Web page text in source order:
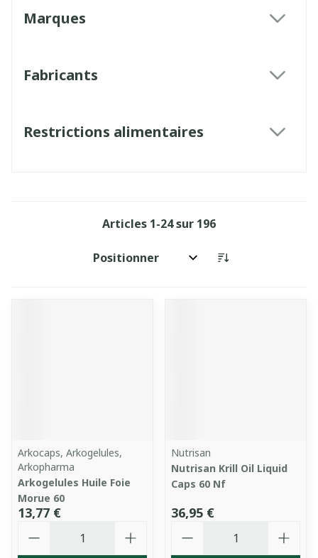
Marques
Fabricants
Restrictions alimentaires
Articles 1-24sur 196
Trier par:
Arkocaps, Arkogelules,
Arkopharma
Arkogelules Huile Foie
Morue 60
13,77 €
Nutrisan
Nutrisan Krill Oil Liquid
Caps 60 Nf
36,95 €